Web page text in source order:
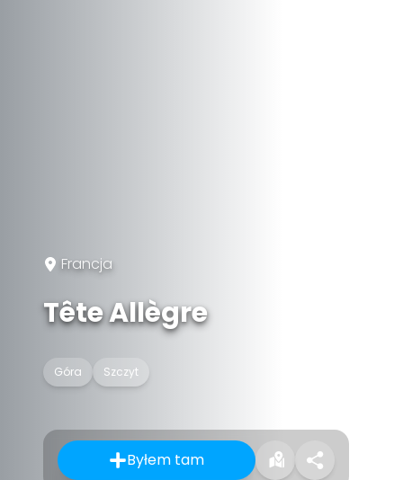
Francja
Tête Allègre
Góra Szczyt
Byłem tam